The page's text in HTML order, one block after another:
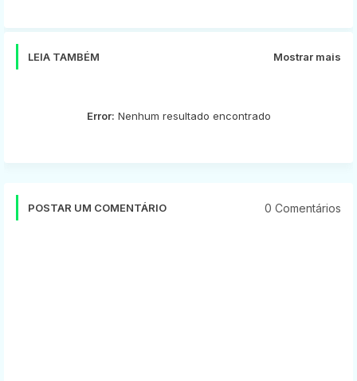
LEIA TAMBÉM Mostrar mais
Error: Nenhum resultado encontrado
POSTAR UM COMENTÁRIO 0 Comentários